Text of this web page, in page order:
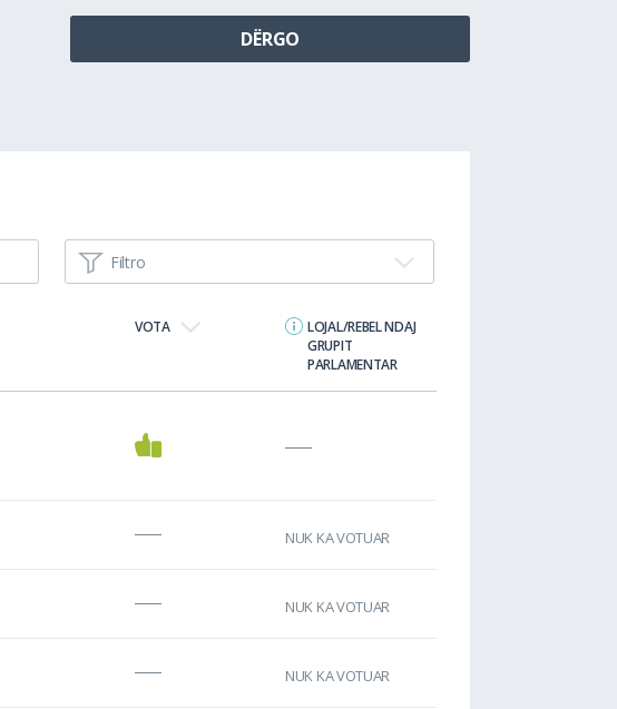
Filtro
VOTA
LOJAL/REBEL NDAJ
GRUPIT
PARLAMENTAR
NUK KA VOTUAR
NUK KA VOTUAR
NUK KA VOTUAR